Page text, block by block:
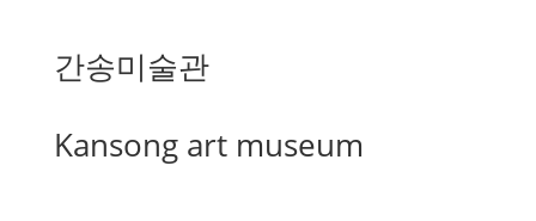
간송미술관
Kansong art museum